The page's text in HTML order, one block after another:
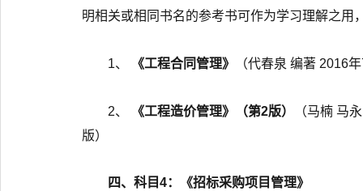
明相关或相同书名的参考书可作为学习理解之
1、 《工程合同管理》 （代春泉 编著 2016
2、 《工程造价管理》（第2版）
（马楠 马
版）
四、科目4：《招标采购项目管理》